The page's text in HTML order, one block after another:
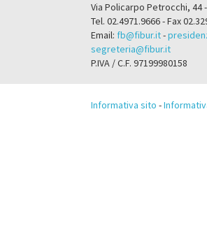
Via Policarpo Petrocchi, 44
Tel. 02.4971.9666 - Fax
Email: fb@fibur.it-
segreteria@fibur.it
P.IVA / C.F. 97199980158
Informativa sito -